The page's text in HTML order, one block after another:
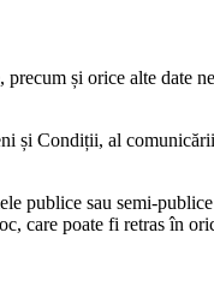
și orice alte date
Condiții, al
publice sau semi-
care poate fi retras în